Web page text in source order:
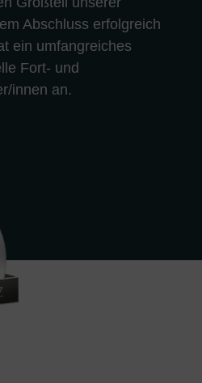
Abschluss erfolgreich
ein umfangreiches
Fort- und
innen an.